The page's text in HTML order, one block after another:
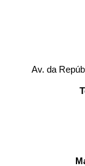
Av. da